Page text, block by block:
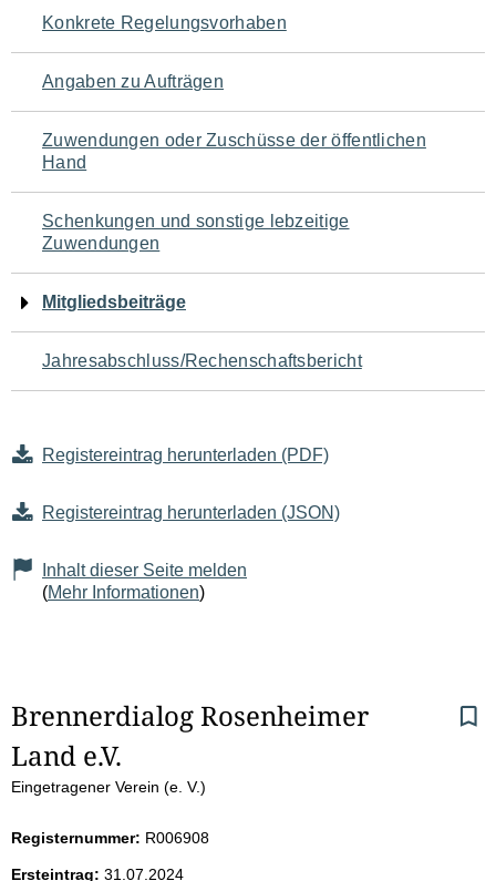
Seiteninhalt
Konkrete Regelungsvorhaben
Angaben zu Aufträgen
Zuwendungen oder Zuschüsse der öffentlichen
Hand
Schenkungen und sonstige lebzeitige
Zuwendungen
Mitgliedsbeiträge
Jahresabschluss/Rechenschaftsbericht
Registereintrag herunterladen (PDF)
Registereintrag herunterladen (JSON)
Inhalt dieser Seite melden
(Mehr Informationen)
S
e
t
Brennerdialog Rosenheimer
Land e.V.
Eingetragener Verein (e. V.)
Registernummer: R006908
Ersteintrag: 31.07.2024